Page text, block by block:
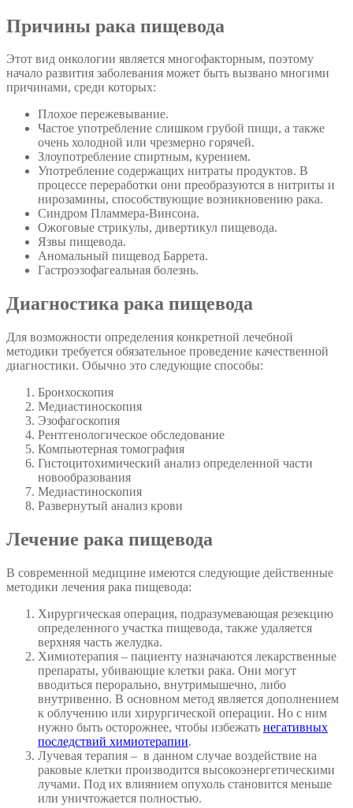
Причины рака пищевода
Этот вид онкологии является многофакторным, поэтому
начало развития заболевания может быть вызвано многими
причинами, среди которых:
Плохое пережевывание.
Частое употребление слишком грубой пищи, а также
очень холодной или чрезмерно горячей.
Злоупотребление спиртным, курением.
Употребление содержащих нитраты продуктов. В
процессе переработки они преобразуются в нитриты и
нирозамины, способствующие возникновению рака.
Синдром Пламмера-Винсона.
Ожоговые стрикулы, дивертикул пищевода.
Язвы пищевода.
Аномальный пищевод Баррета.
Гастроэзофагеальная болезнь.
Диагностика рака пищевода
Для возможности определения конкретной лечебной
методики требуется обязательное проведение качественной
диагностики. Обычно это следующие способы:
Бронхоскопия
Медиастиноскопия
Эзофагоскопия
Рентгенологическое обследование
Компьютерная томография
Гистоцитохимический анализ определенной части
новообразования
Медиастиноскопия
Развернутый анализ крови
Лечение рака пищевода
В современной медицине имеются следующие действенные
методики лечения рака пищевода:
Хирургическая операция, подразумевающая резекцию
определенного участка пищевода, также удаляется
верхняя часть желудка.
Химиотерапия – пациенту назначаются лекарственные
препараты, убивающие клетки рака. Они могут
вводиться перорально, внутримышечно, либо
внутривенно. В основном метод является дополнением
к облучению или хирургической операции. Но с ним
нужно быть осторожнее, чтобы избежать негативных
последствий химиотерапии.
Лучевая терапия – в данном случае воздействие на
раковые клетки производится высокоэнергетическими
лучами. Под их влиянием опухоль становится меньше
или уничтожается полностью.